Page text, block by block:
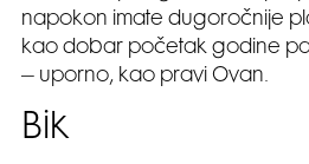
napokon imate dugoročnije
kao dobar početak godine pa
– uporno, kao pravi Ovan.
Bik